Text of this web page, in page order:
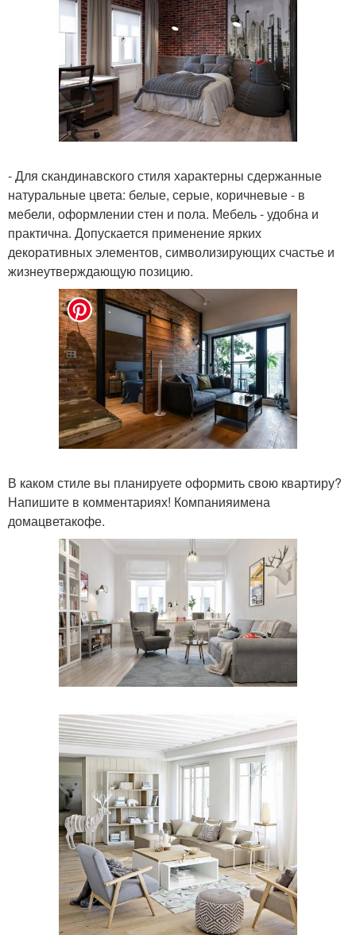
- Для скандинавского стиля характерны сдержанные
натуральные цвета: белые, серые, коричневые - в
мебели, оформлении стен и пола. Мебель - удобна и
практична. Допускается применение ярких
декоративных элементов, символизирующих счастье и
жизнеутверждающую позицию.
В каком стиле вы планируете оформить свою квартиру?
Напишите в комментариях! Компанияимена
домацветакофе.